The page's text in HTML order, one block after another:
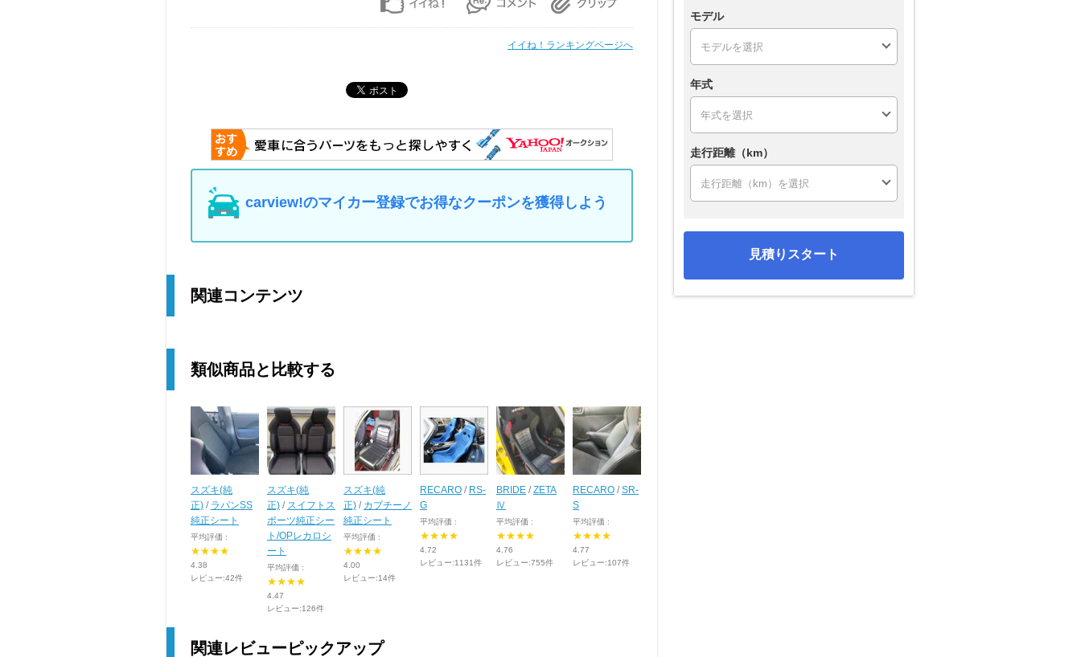
イイね！ランキングページへ
carview!のマイカー登録でお得なクーポンを獲得しよう
関連コンテンツ
類似商品と比較する
スズキ(純
正) / ラパンSS
純正シート
平均評価 :
★★★★
4.38
レビュー:42件
スズキ(純
正) / スイフトス
ポーツ純正シー
ト/OPレカロシ
ート
平均評価 :
★★★★
4.47
レビュー:126件
スズキ(純
正) / カプチーノ
純正シート
平均評価 :
★★★★
4.00
レビュー:14件
RECARO / RS-
G
平均評価 :
★★★★
4.72
レビュー:1131件
BRIDE /ZETA
Ⅳ
平均評価 :
★★★★
4.76
レビュー:755件
RECARO /SR-
S
平均評価 :
★★★★
4.77
レビュー:107件
関連レビューピックアップ
モデル
年式
走行距離（km）
見積りスタート